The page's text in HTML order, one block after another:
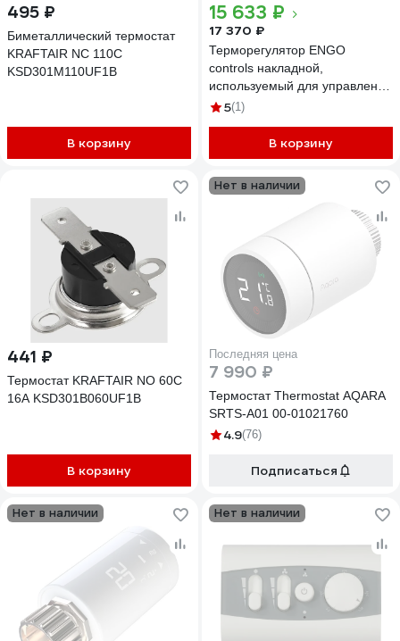
495 ₽
Биметаллический термостат
KRAFTAIR NC 110C
KSD301M110UF1B
В корзину
15 633 ₽
17 370 ₽
Терморегулятор ENGO
controls накладной,
используемый для управления
напольным и радиаторным
5(1)
В корзину
441 ₽
Термостат KRAFTAIR NO 60C
16A KSD301B060UF1B
В корзину
Нет в наличии
Последняя цена
7 990 ₽
Термостат Thermostat AQARA
SRTS-A01 00-01021760
4.9(76)
Подписаться
Нет в наличии Нет в наличии